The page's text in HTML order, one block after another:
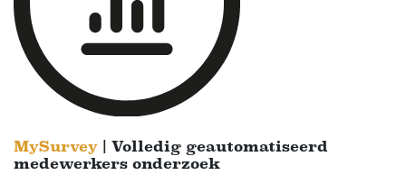
MySurvey | Volledig geautomatiseerd
medewerkers onderzoek